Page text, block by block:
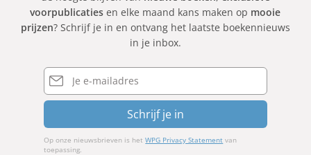
voorpublicaties en elke maand kans maken op mooie
prijzen? Schrijf je in en ontvang het laatste boekennieuws
in je inbox.
E-
mailadres
Schrijf je in
Op onze nieuwsbrieven is hetWPG Privacy Statement van
toepassing.